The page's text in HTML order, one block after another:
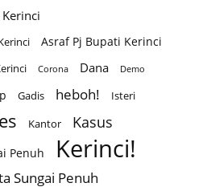
Asraf Pj Bupati Kerinci
Corona Dana Demo
Gadis heboh! Isteri
Kantor Kasus
Penuh Kerinci!
Sungai Penuh